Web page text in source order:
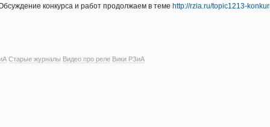
конкурса и работ продолжаем в теме http://rzia.ru/topic1213-
Старые журналы Видео про реле Вики РЗиА